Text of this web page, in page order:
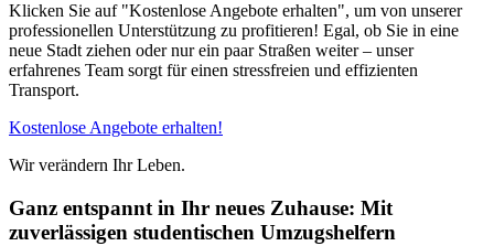
Klicken Sie auf "Kostenlose Angebote erhalten", um von unserer
professionellen Unterstützung zu profitieren! Egal, ob Sie in eine
neue Stadt ziehen oder nur ein paar Straßen weiter – unser
erfahrenes Team sorgt für einen stressfreien und effizienten
Transport.
Kostenlose Angebote erhalten!
Wir verändern Ihr Leben.
Ganz entspannt in Ihr neues Zuhause: Mit
zuverlässigen studentischen Umzugshelfern